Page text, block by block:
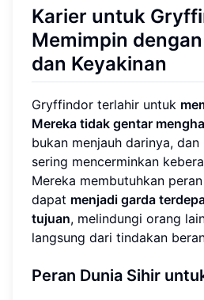
Karier untuk
Memimpin
dan Keyakinan
Gryffindor terlahir untuk
Mereka tidak gentar
bukan menjauh darinya,
sering mencerminkan
Mereka membutuhkan
dapat menjadi garda
tujuan, melindungi orang
langsung dari tindakan
Peran Dunia Sihir